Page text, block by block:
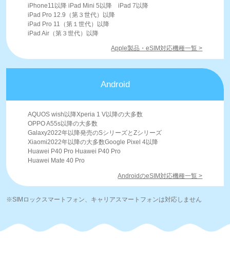
iPhone11以降 iPad Mini 5以降 iPad 7以降
iPad Pro 12.9（第３世代）以降
iPad Pro 11（第１世代）以降
iPad Air（第３世代）以降
Apple製品・eSIM対応機種一覧 >
Android
AQUOS wish以降Xperia 1 V以降の大多数
OPPO A55s以降の大多数
Galaxy2022年以降発売のSシリーズとZシリーズ
Xiaomi2022年以降の大多数Google Pixel 4以降
Huawei P40 Pro Huawei P40 Pro
Huawei Mate 40 Pro
AndroidのeSIM対応機種一覧 >
※SIMロックスマートフォン、キャリアスマートフォンは対応しません